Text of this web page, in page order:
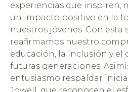
experiencias que inspiren,
un impacto positivo en la
nuestros jóvenes. Con esta
reafirmamos nuestro
educación, la inclusión y el
futuras generaciones.
entusiasmo respaldar